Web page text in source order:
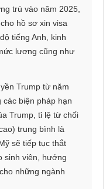
trú vào năm 2025,
hồ sơ xin visa
tiếng Anh, kinh
lương cũng như
Trump từ năm
biện pháp hạn
Trump, tỉ lệ từ chối
trung bình là
sẽ tiếp tục thắt
sinh viên, hướng
những ngành